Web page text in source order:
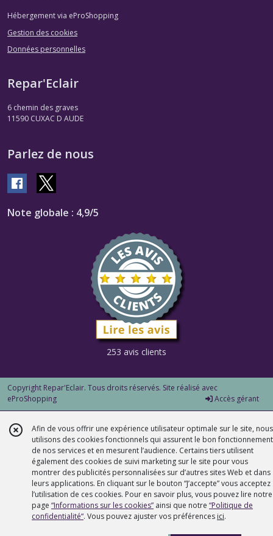
Hébergement via eProShopping
Gestion des cookies
Données personnelles
Repar'Eclair
6 chemin des graves
11590 CUXAC D AUDE
Parlez de nous
Note globale : 4,9/5
253 avis clients
Copyright Repar'Eclair. Tous droits réservés. Site réalisé avec
eProShopping
Accès gérant
Afin de vous offrir une expérience utilisateur optimale sur le site, nous
utilisons des cookies fonctionnels qui assurent le bon fonctionnement
de nos services et en mesurent l’audience. Certains tiers utilisent
également des cookies de suivi marketing sur le site pour vous
montrer des publicités personnalisées sur d’autres sites Web et dans
leurs applications. En cliquant sur le bouton “J’accepte” vous acceptez
l’utilisation de ces cookies. Pour en savoir plus, vous pouvez lire notre
page “Informations sur les cookies” ainsi que notre “Politique de
confidentialité“. Vous pouvez ajuster vos préférences ici.